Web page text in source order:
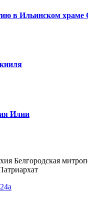
в Ильинском храме
Илии
Белгородская